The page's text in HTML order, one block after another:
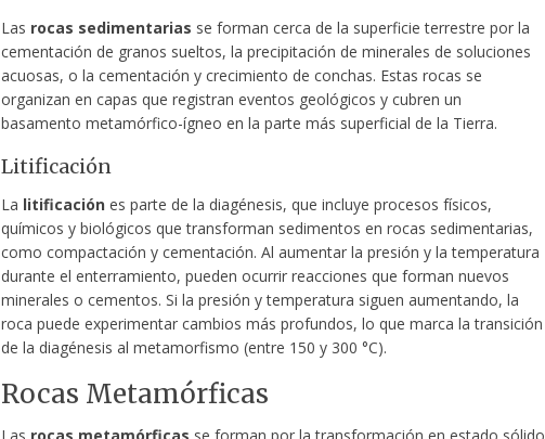
Las rocas sedimentarias se forman cerca de la superficie terrestre por la
cementación de granos sueltos, la precipitación de minerales de soluciones
acuosas, o la cementación y crecimiento de conchas. Estas rocas se
organizan en capas que registran eventos geológicos y cubren un
basamento metamórfico-ígneo en la parte más superficial de la Tierra.
Litificación
La litificaciónes parte de la diagénesis, que incluye procesos físicos,
químicos y biológicos que transforman sedimentos en rocas sedimentarias,
como compactación y cementación. Al aumentar la presión y la temperatura
durante el enterramiento, pueden ocurrir reacciones que forman nuevos
minerales o cementos. Si la presión y temperatura siguen aumentando, la
roca puede experimentar cambios más profundos, lo que marca la transición
de la diagénesis al metamorfismo (entre 150 y 300 °C).
Rocas Metamórficas